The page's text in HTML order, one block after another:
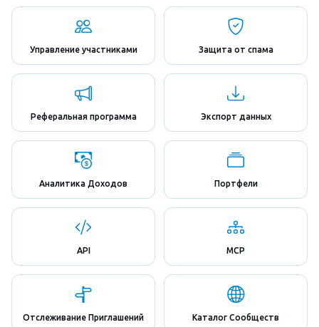
Управление участниками Защита от спама
Реферальная программа Экспорт данных
Аналитика Доходов Портфели
API MCP
Отслеживание Приглашений Каталог Сообществ